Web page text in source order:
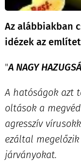
Az alábbiakban
idézek az
"A NAGY
A hatóságok azt
oltások a
agresszív
ezáltal
járványokat.